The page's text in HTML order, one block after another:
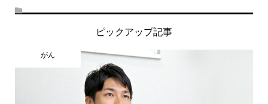
ピックアップ記事
がん